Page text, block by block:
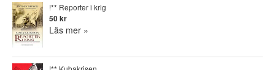
!** Reporter i krig
50 kr
Läs mer »